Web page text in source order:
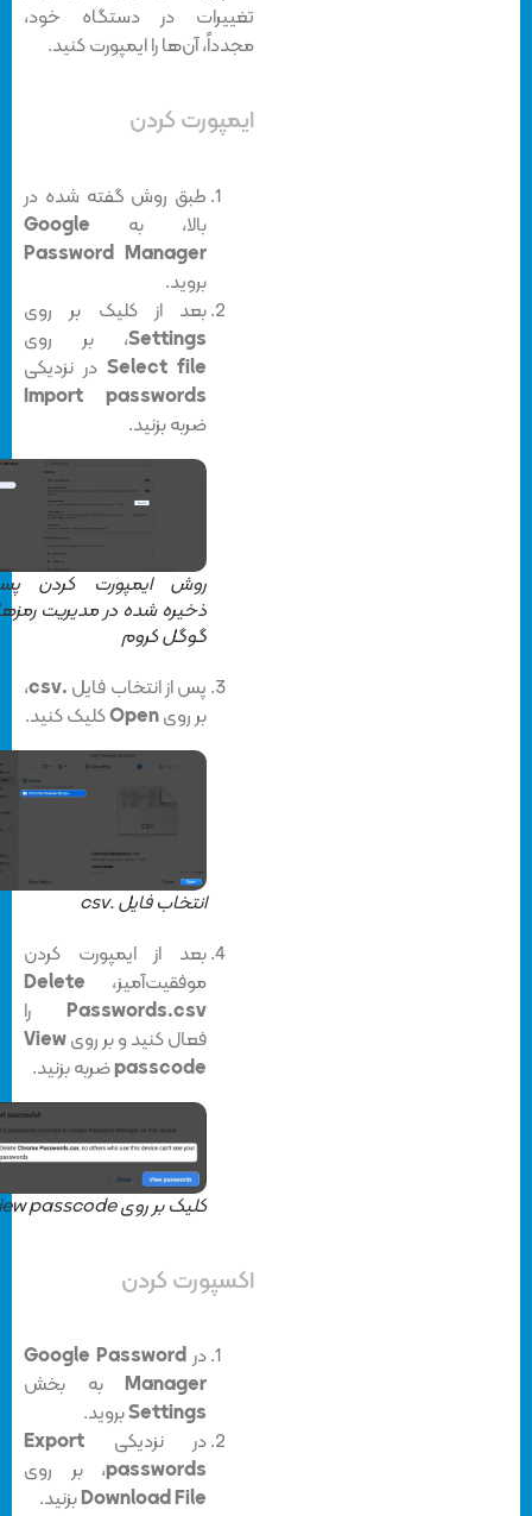
تغییرات در دستگاه خود،
مجدداً، آن‌ها را ایمپورت کنید.
ایمپورت کردن
طبق روش گفته شده در
بالا، به
Google
Password Manager
بروید.
بعد از کلیک بر روی
Settings، بر روی
Select fileدر نزدیکی
Import passwords
ضربه بزنید.
روش ایمپورت کردن پسورد
ذخیره شده در مدیریت رمزها در
گوگل کروم
پس از انتخاب فایل.csv
،
بر رویOpenکلیک کنید.
انتخاب فایل .csv
بعد از ایمپورت کردن
موفقیت‌آمیز،
Delete
Passwords.csvرا
فعال کنید و بر روی View
passcodeضربه بزنید.
کلیک بر روی View passcode
اکسپورت کردن
Google Password
Managerبه بخش
Settingsبروید.
در نزدیکیExport
passwords، بر روی
Download Fileبزنید.